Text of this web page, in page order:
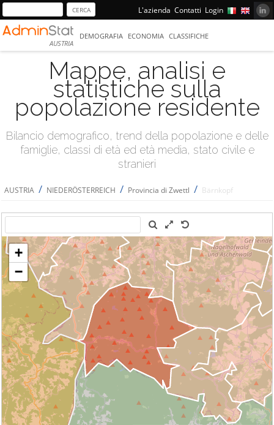
L'azienda Contatti Login
AUSTRIA
DEMOGRAFIA ECONOMIA CLASSIFICHE
Mappe, analisi e
statistiche sulla
popolazione residente
Bilancio demografico, trend della popolazione e delle
famiglie, classi di età ed età media, stato civile e
stranieri
AUSTRIA / NIEDERÖSTERREICH / Provincia di Zwettl / Bärnkopf